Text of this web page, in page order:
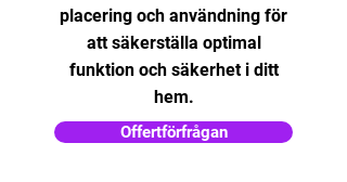
placering och användning för
att säkerställa optimal
funktion och säkerhet i ditt
hem.
Offertförfrågan